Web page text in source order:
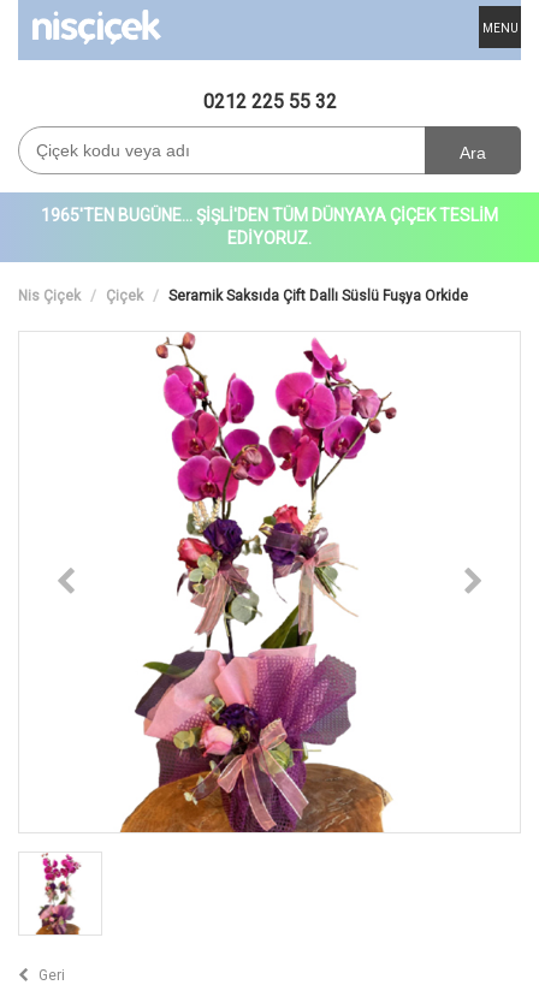
MENU
0212 225 55 32
Ara
1965'TEN BUGÜNE... ŞİŞLİ'DEN TÜM DÜNYAYA ÇİÇEK TESLİM
EDİYORUZ.
Nis Çiçek Çiçek Seramik Saksıda Çift Dallı Süslü Fuşya Orkide
Geri